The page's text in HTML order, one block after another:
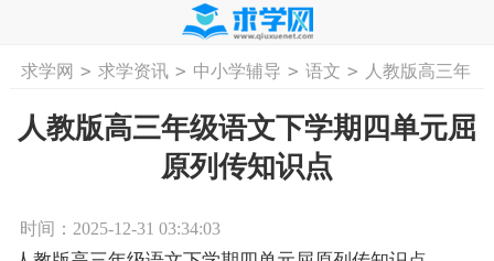
首页 工作计划 活动计划 学习计划
求学网 > 求学资讯 > 中小学辅导 > 语文 >
人教版高三年
人教版高三年级语文下学期四单元屈
原列传知识点
时间：2025-12-31 03:34:03